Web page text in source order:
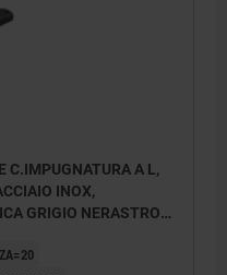
C.IMPUGNATURA A L,
INOX,
GRIGIO NERASTRO